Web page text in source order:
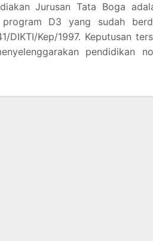
Jurusan Tata Boga
D3 yang sudah
Kep/1997. Keputusan
pendidikan